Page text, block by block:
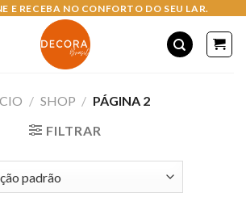
E RECEBA NO CONFORTO DO SEU LAR.
/ SHOP / PÁGINA 2
FILTRAR